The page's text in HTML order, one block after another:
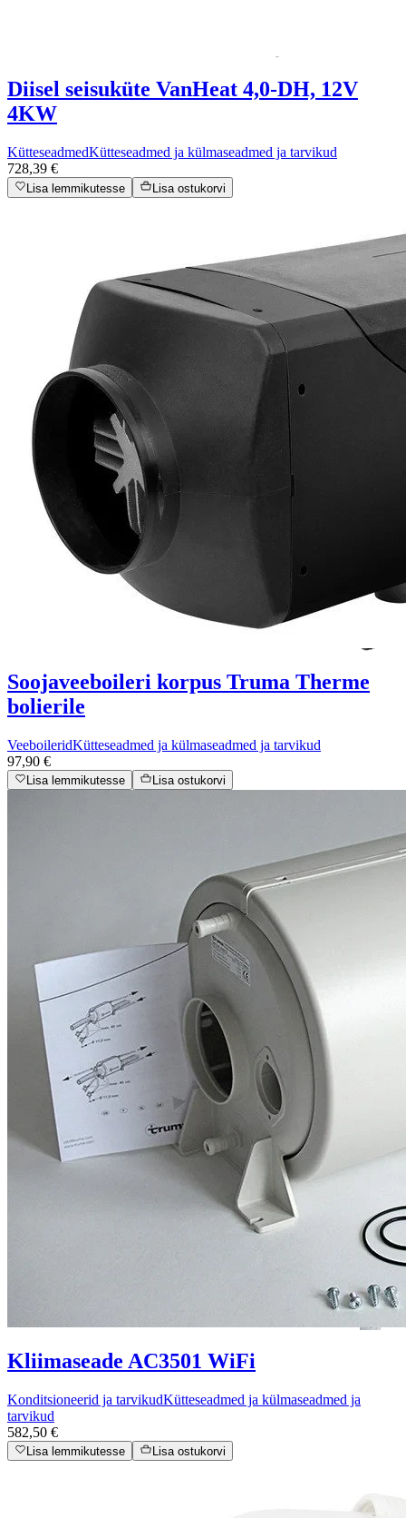
Diisel seisuküte VanHeat 4,0-DH, 12V
4KW
KütteseadmedKütteseadmed ja külmaseadmed ja tarvikud
728,39 €
Lisa lemmikutesse Lisa ostukorvi
Soojaveeboileri korpus Truma Therme
bolierile
VeeboileridKütteseadmed ja külmaseadmed ja tarvikud
97,90 €
Lisa lemmikutesse Lisa ostukorvi
Kliimaseade AC3501 WiFi
Konditsioneerid ja tarvikudKütteseadmed ja külmaseadmed ja
tarvikud
582,50 €
Lisa lemmikutesse Lisa ostukorvi